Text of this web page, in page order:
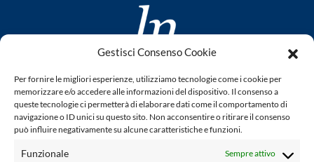
Gestisci Consenso Cookie
Per fornire le migliori esperienze, utilizziamo tecnologie come i cookie per
memorizzare e/o accedere alle informazioni del dispositivo. Il consenso a
queste tecnologie ci permetterà di elaborare dati come il comportamento di
navigazione o ID unici su questo sito. Non acconsentire o ritirare il consenso
può influire negativamente su alcune caratteristiche e funzioni.
Funzionale Sempre attivo
www.laletteraturaenoi.it
fondato da Romano Luperini
Questo blog non rappresenta una testata giornalistica in
quanto viene aggiornato senza alcuna periodicità. Non può
legge n° 62 del 7.03.2001. L'autore non è responsabile per